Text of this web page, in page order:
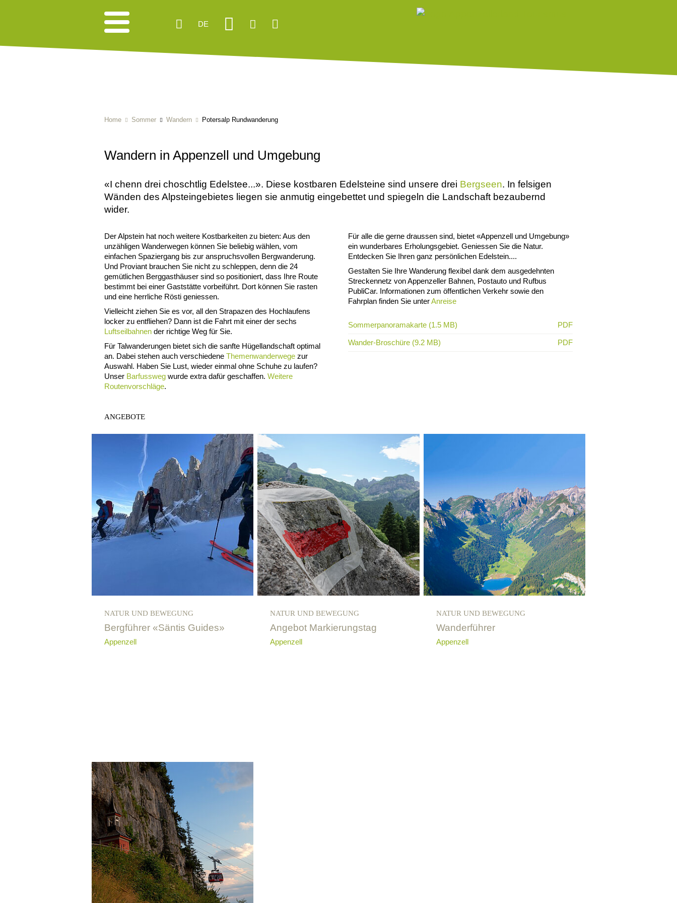
DE
Home Sommer Wandern Potersalp Rundwanderung
Wandern in Appenzell und Umgebung
«I chenn drei choschtlig Edelstee...». Diese kostbaren Edelsteine sind unsere drei Bergseen. In felsigen
Wänden des Alpsteingebietes liegen sie anmutig eingebettet und spiegeln die Landschaft bezaubernd
wider.
Der Alpstein hat noch weitere Kostbarkeiten zu bieten: Aus den
unzähligen Wanderwegen können Sie beliebig wählen, vom
einfachen Spaziergang bis zur anspruchsvollen Bergwanderung.
Und Proviant brauchen Sie nicht zu schleppen, denn die 24
gemütlichen Berggasthäuser sind so positioniert, dass Ihre Route
bestimmt bei einer Gaststätte vorbeiführt. Dort können Sie rasten
und eine herrliche Rösti geniessen.
Vielleicht ziehen Sie es vor, all den Strapazen des Hochlaufens
locker zu entfliehen? Dann ist die Fahrt mit einer der sechs
Luftseilbahnen der richtige Weg für Sie.
Für Talwanderungen bietet sich die sanfte Hügellandschaft optimal
an. Dabei stehen auch verschiedene Themenwanderwege zur
Auswahl. Haben Sie Lust, wieder einmal ohne Schuhe zu laufen?
Unser Barfussweg wurde extra dafür geschaffen. Weitere
Routenvorschläge.
Für alle die gerne draussen sind, bietet «Appenzell und Umgebung»
ein wunderbares Erholungsgebiet. Geniessen Sie die Natur.
Entdecken Sie Ihren ganz persönlichen Edelstein....
Gestalten Sie Ihre Wanderung flexibel dank dem ausgedehnten
Streckennetz von Appenzeller Bahnen, Postauto und Rufbus
PubliCar. Informationen zum öffentlichen Verkehr sowie den
Fahrplan finden Sie unterAnreise
Sommerpanoramakarte (1.5 MB) PDF
Wander-Broschüre (9.2 MB) PDF
ANGEBOTE
NATUR UND BEWEGUNG
Bergführer «Säntis Guides»
Appenzell
NATUR UND BEWEGUNG
Angebot Markierungstag
Appenzell
NATUR UND BEWEGUNG
Wanderführer
Appenzell